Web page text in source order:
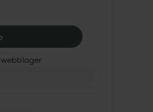
BIOpH+ Antifungal Shoe Spray, 88 kr.
webblager